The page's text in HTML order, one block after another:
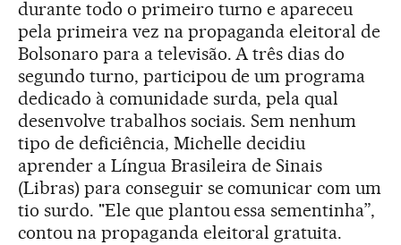
durante todo o primeiro turno e apareceu
pela primeira vez na propaganda eleitoral de
Bolsonaro para a televisão. A três dias do
segundo turno, participou de um programa
dedicado à comunidade surda, pela qual
desenvolve trabalhos sociais. Sem nenhum
tipo de deficiência, Michelle decidiu
aprender a Língua Brasileira de Sinais
(Libras) para conseguir se comunicar com um
tio surdo. "Ele que plantou essa sementinha”,
contou na propaganda eleitoral gratuita.